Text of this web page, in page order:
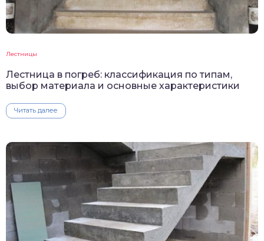
Лестницы
Лестница в погреб: классификация по типам,
выбор материала и основные характеристики
Читать далее